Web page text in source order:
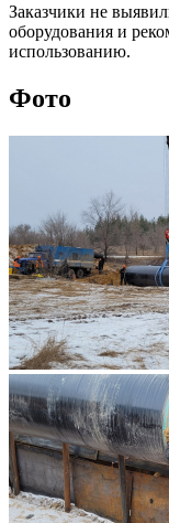
Заказчики не
оборудования и
использованию.
Фото